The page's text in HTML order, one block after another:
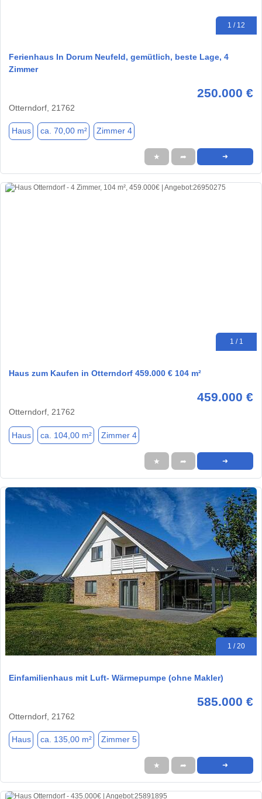
1 / 12
Ferienhaus In Dorum Neufeld, gemütlich, beste Lage, 4
Zimmer
250.000 €
Otterndorf, 21762
Haus ca. 70,00 m² Zimmer 4
★ ➦ ➜
1 / 1
Haus zum Kaufen in Otterndorf 459.000 € 104 m²
459.000 €
Otterndorf, 21762
Haus ca. 104,00 m² Zimmer 4
★ ➦ ➜
1 / 20
Einfamilienhaus mit Luft- Wärmepumpe (ohne Makler)
585.000 €
Otterndorf, 21762
Haus ca. 135,00 m² Zimmer 5
★ ➦ ➜